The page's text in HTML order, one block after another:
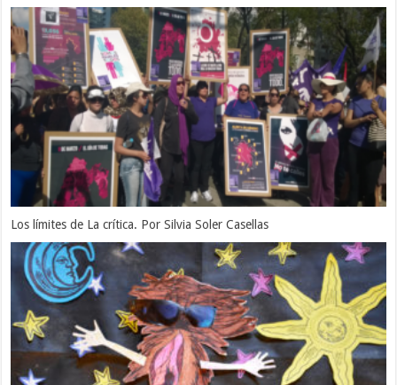
Los límites de La crítica. Por Silvia Soler Casellas